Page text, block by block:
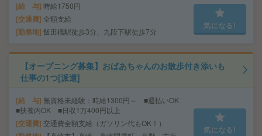
給 与 時給1750円
交通費 全額支給
勤務地 飯田橋駅徒歩3分、九段下駅徒歩7分
気になる!
【オープニング募集】おばあちゃんのお散歩付き添いも
仕事の1つ[派遣]
給 与 無資格未経験：時給1300円～ ■週払いOK
■扶養内OK ■日収1万400円以上
交通費 交通費全額支給（ガソリン代もOK！）
気になる!